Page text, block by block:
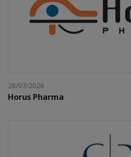
28/07/2026
Horus Pharma